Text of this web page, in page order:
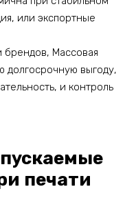
или экспортные
брендов, Массовая
долгосрочную выгоду,
и контроль
печати